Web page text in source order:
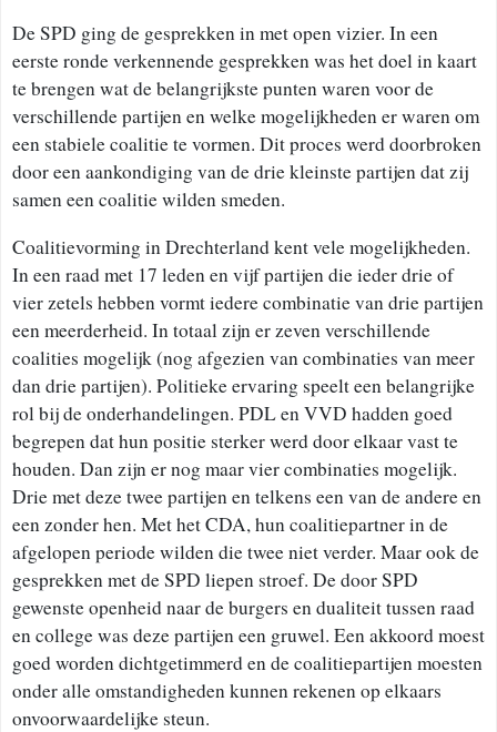
De SPD ging de gesprekken in met open vizier. In een
eerste ronde verkennende gesprekken was het doel in kaart
te brengen wat de belangrijkste punten waren voor de
verschillende partijen en welke mogelijkheden er waren om
een stabiele coalitie te vormen. Dit proces werd doorbroken
door een aankondiging van de drie kleinste partijen dat zij
samen een coalitie wilden smeden.
Coalitievorming in Drechterland kent vele mogelijkheden.
In een raad met 17 leden en vijf partijen die ieder drie of
vier zetels hebben vormt iedere combinatie van drie partijen
een meerderheid. In totaal zijn er zeven verschillende
coalities mogelijk (nog afgezien van combinaties van meer
dan drie partijen). Politieke ervaring speelt een belangrijke
rol bij de onderhandelingen. PDL en VVD hadden goed
begrepen dat hun positie sterker werd door elkaar vast te
houden. Dan zijn er nog maar vier combinaties mogelijk.
Drie met deze twee partijen en telkens een van de andere en
een zonder hen. Met het CDA, hun coalitiepartner in de
afgelopen periode wilden die twee niet verder. Maar ook de
gesprekken met de SPD liepen stroef. De door SPD
gewenste openheid naar de burgers en dualiteit tussen raad
en college was deze partijen een gruwel. Een akkoord moest
goed worden dichtgetimmerd en de coalitiepartijen moesten
onder alle omstandigheden kunnen rekenen op elkaars
onvoorwaardelijke steun.